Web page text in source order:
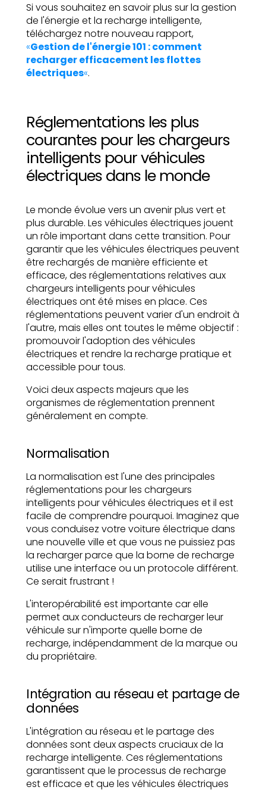
Si vous souhaitez en savoir plus sur la gestion
de l'énergie et la recharge intelligente,
téléchargez notre nouveau rapport,
«Gestion de l'énergie 101 : comment
recharger efficacement les flottes
électriques«.
Réglementations les plus
courantes pour les chargeurs
intelligents pour véhicules
électriques dans le monde
Le monde évolue vers un avenir plus vert et
plus durable. Les véhicules électriques jouent
un rôle important dans cette transition. Pour
garantir que les véhicules électriques peuvent
être rechargés de manière efficiente et
efficace, des réglementations relatives aux
chargeurs intelligents pour véhicules
électriques ont été mises en place. Ces
réglementations peuvent varier d'un endroit à
l'autre, mais elles ont toutes le même objectif :
promouvoir l'adoption des véhicules
électriques et rendre la recharge pratique et
accessible pour tous.
Voici deux aspects majeurs que les
organismes de réglementation prennent
généralement en compte.
Normalisation
La normalisation est l'une des principales
réglementations pour les chargeurs
intelligents pour véhicules électriques et il est
facile de comprendre pourquoi. Imaginez que
vous conduisez votre voiture électrique dans
une nouvelle ville et que vous ne puissiez pas
la recharger parce que la borne de recharge
utilise une interface ou un protocole différent.
Ce serait frustrant !
L'interopérabilité est importante car elle
permet aux conducteurs de recharger leur
véhicule sur n'importe quelle borne de
recharge, indépendamment de la marque ou
du propriétaire.
Intégration au réseau et partage de
données
L'intégration au réseau et le partage des
données sont deux aspects cruciaux de la
recharge intelligente. Ces réglementations
garantissent que le processus de recharge
est efficace et que les véhicules électriques